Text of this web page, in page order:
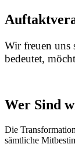
Wir freuen uns
bedeutet,
Wer Sind
Die
sämtliche